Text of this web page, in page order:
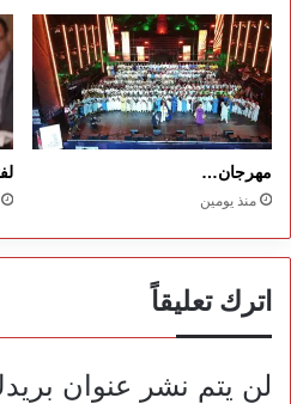
مهرجان…
منذ يومين
اترك تعليقاً
لن يتم نشر عنوان